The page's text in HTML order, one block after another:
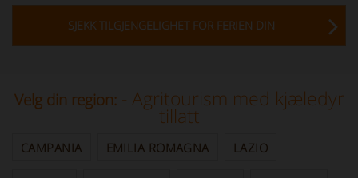
SJEKK TILGJENGELIGHET FOR FERIEN DIN
Velg din region: - Agritourism med kjæledyr
tillatt
CAMPANIA EMILIA ROMAGNA LAZIO